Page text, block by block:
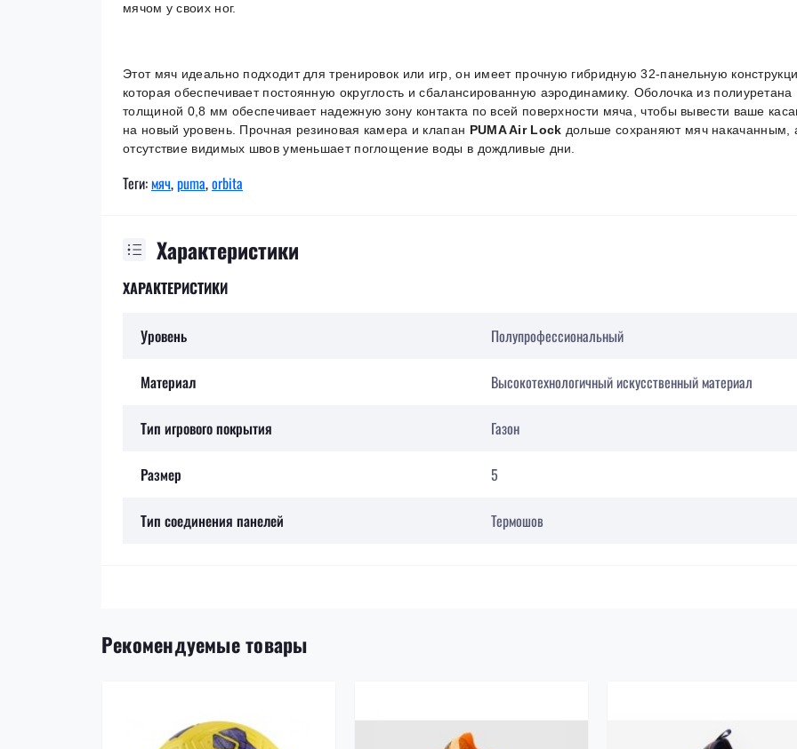
мячом у своих ног.
Этот мяч идеально подходит для тренировок или игр, он имеет прочную гибридную 32-панельную
которая обеспечивает постоянную округлость и сбалансированную аэродинамику. Оболочка из полиуретана
толщиной 0,8 мм обеспечивает надежную зону контакта по всей поверхности мяча, чтобы вывести ваше
на новый уровень. Прочная резиновая камера и клапан PUMA Air Lock дольше сохраняют мяч накачанным,
отсутствие видимых швов уменьшает поглощение воды в дождливые дни.
Теги:мяч,puma,orbita
Характеристики
ХАРАКТЕРИСТИКИ
Уровень Полупрофессиональный
Материал Высокотехнологичный искусственный материал
Тип игрового покрытия Газон
Размер 5
Тип соединения панелей Термошов
Рекомендуемые товары